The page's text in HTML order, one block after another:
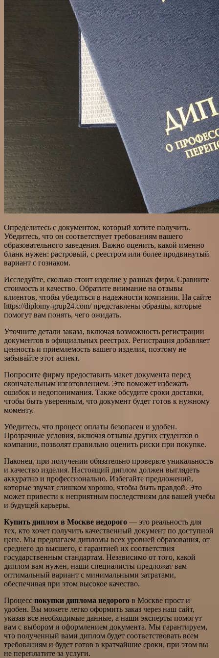
Определитесь с документом, который хотите получить.
Убедитесь, что он соответствует требованиям вашего
образовательного заведения. Важно оценить, какой именно
бланк нужен: растровый, с реестром или более продвинутый
вариант с гознаком.
Исследуйте, сколько стоит изделие у разных фирм. Сравните
стоимость и качество. Обратите внимание на отзывы
клиентов, чтобы убедиться в надежности компании. На сайте
https://diplomy-grup24.com/ представлены образцы, которые
помогут вам понять, чего ожидать.
Уточните детали заказа, включая возможность регистрации
документов в официальных реестрах. Регистрация добавляет
ценность и приемлемость вашего изделия, поэтому не
забывайте этот аспект.
Попросите фирму предоставить макет документа перед
окончательным изготовлением. Это поможет избежать
ошибок и недопонимания. Также обсудите сроки доставки,
чтобы быть уверенным, что документ будет готов к нужному
моменту.
Убедитесь, что процесс оплаты безопасен и удобен.
Прозрачные условия, включая отзывы других студентов о
компании, позволят правильно оценить риски при покупке.
Наконец, при получении обязательно проверьте уникальность
и качество изделия. Настоящий диплом должен выглядеть
аккуратно и профессионально. Избегайте предложений,
которые звучат слишком хорошо, чтобы быть правдой. Это
может привести к неприятным последствиям для вашей учебы
и будущей карьеры.
Купить диплом в Москве недорого — это реальность для
тех, кто хочет получить качественный документ по доступной
цене. Мы предлагаем дипломы всех уровней образования, от
среднего до высшего, с гарантией их соответствия
государственным стандартам. Независимо от того, какой
диплом вам нужен, наши специалисты предложат вам
оптимальный вариант с минимальными затратами,
обеспечивая при этом высокое качество.
Процесс покупки диплома недорого в Москве прост и
удобен. Вы можете легко оформить заказ через наш сайт,
указав все необходимые данные, а наши эксперты помогут
вам с выбором и оформлением документа. Мы гарантируем,
что полученный вами диплом будет соответствовать всем
требованиям и будет готов в кратчайшие сроки, при этом вы
не переплатите за услуги.